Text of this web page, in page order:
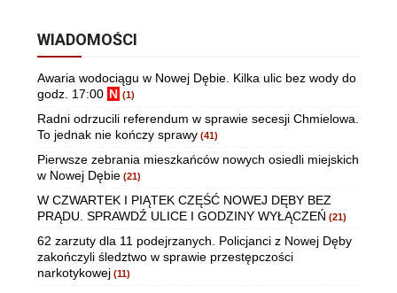
WIADOMOŚCI
Awaria wodociągu w Nowej Dębie. Kilka ulic bez wody do
godz. 17:00 N (1)
Radni odrzucili referendum w sprawie secesji Chmielowa.
To jednak nie kończy sprawy (41)
Pierwsze zebrania mieszkańców nowych osiedli miejskich
w Nowej Dębie (21)
W CZWARTEK I PIĄTEK CZĘŚĆ NOWEJ DĘBY BEZ
PRĄDU. SPRAWDŹ ULICE I GODZINY WYŁĄCZEŃ (21)
62 zarzuty dla 11 podejrzanych. Policjanci z Nowej Dęby
zakończyli śledztwo w sprawie przestępczości
narkotykowej (11)